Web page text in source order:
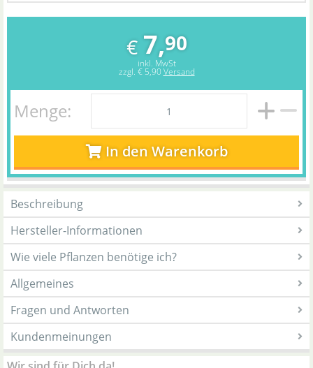
€ 7,90
inkl. MwSt
zzgl. € 5,90 Versand
Menge:
In den Warenkorb
Beschreibung
Hersteller-Informationen
Wie viele Pflanzen benötige ich?
Allgemeines
Fragen und Antworten
Kundenmeinungen